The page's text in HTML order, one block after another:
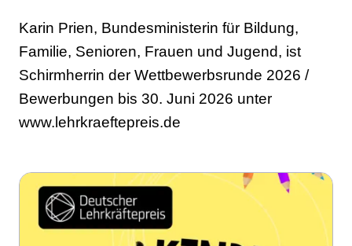
Karin Prien, Bundesministerin für Bildung,
Familie, Senioren, Frauen und Jugend, ist
Schirmherrin der Wettbewerbsrunde 2026 /
Bewerbungen bis 30. Juni 2026 unter
www.lehrkraeftepreis.de